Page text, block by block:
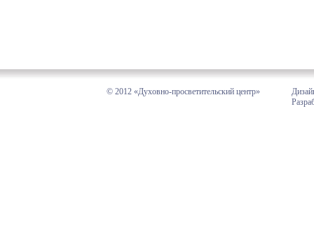
© 2012 «Духовно-просветительский центр»